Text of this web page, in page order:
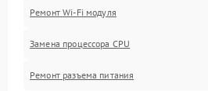
Ремонт Wi-Fi модуля
Замена процессора CPU
Ремонт разъема питания